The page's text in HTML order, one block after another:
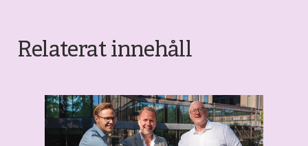
Relaterat innehåll